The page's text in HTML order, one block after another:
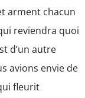
arment chacun
reviendra quoi
d’un autre
avions envie de
fleurit